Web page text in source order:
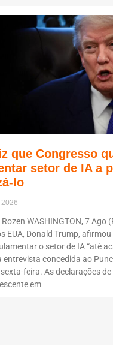
que Congresso
setor de IA a
lo
WASHINGTON, 7 Ago
EUA, Donald Trump,
o setor de IA “até
entrevista concedida ao
feira. As declarações
em